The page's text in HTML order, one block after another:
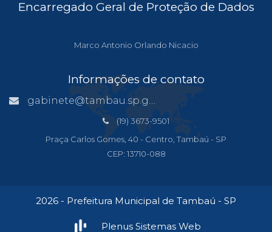
Encarregado Geral de Proteção de Dados
Marco Antonio Orlando Nicacio
Informações de contato
gabinete@tambau.sp.gov.br
(19) 3673-9501
Praça Carlos Gomes, 40 - Centro, Tambaú - SP
CEP: 13710-088
2026 - Prefeitura Municipal de Tambaú - SP
Plenus Sistemas Web